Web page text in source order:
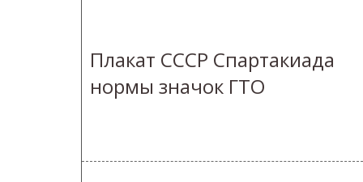
Плакат СССР Спартакиада
нормы значок ГТО